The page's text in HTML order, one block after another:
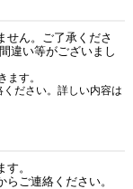
せん。ご了承くださ
違い等がございまし
す。
ださい。詳しい内容は
。
らご連絡ください。